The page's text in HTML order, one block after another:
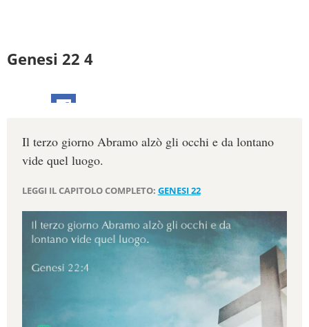
Genesi 22 4
Il terzo giorno Abramo alzò gli occhi e da lontano
vide quel luogo.
LEGGI IL CAPITOLO COMPLETO: GENESI 22